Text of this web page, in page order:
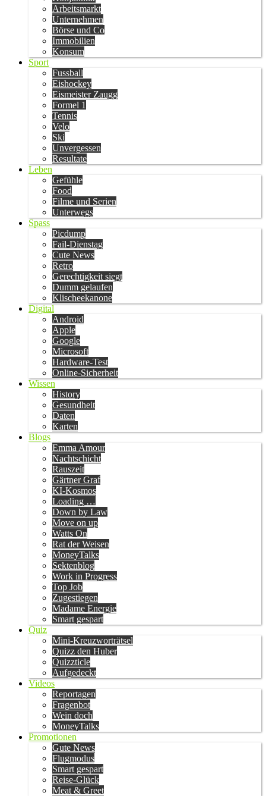
Arbeitsmarkt
Unternehmen
Börse und Co
Immobilien
Konsum
Sport
Fussball
Eishockey
Eismeister Zaugg
Formel 1
Tennis
Velo
Ski
Unvergessen
Resultate
Leben
Gefühle
Food
Filme und Serien
Unterwegs
Spass
Picdump
Fail-Dienstag
Cute News
Retro
Gerechtigkeit siegt
Dumm gelaufen
Klischeekanone
Digital
Android
Apple
Google
Microsoft
Hardware-Test
Online-Sicherheit
Wissen
History
Gesundheit
Daten
Karten
Blogs
Emma Amour
Nachtschicht
Rauszeit
Gärtner Graf
KI-Kosmos
Loading …
Down by Law
Move on up
Watts On
Rat der Weisen
MoneyTalks
Sektenblog
Work in Progress
Top Job
Zugestiegen
Madame Energie
Smart gespart
Quiz
Mini-Kreuzworträtsel
Quizz den Huber
Quizzticle
Aufgedeckt
Videos
Reportagen
Fragenbot
Wein doch
MoneyTalks
Promotionen
Gute News
Flugmodus
Smart gespart
Reise-Glück
Meat & Greet